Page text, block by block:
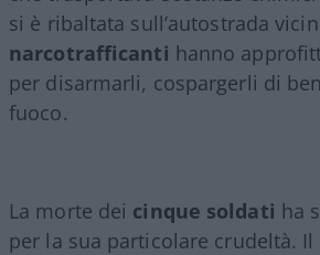
si è ribaltata sull’autostrada
narcotrafficanti hanno
per disarmarli, cospargerli di
fuoco.
La morte dei cinque soldati ha
per la sua particolare crudeltà.